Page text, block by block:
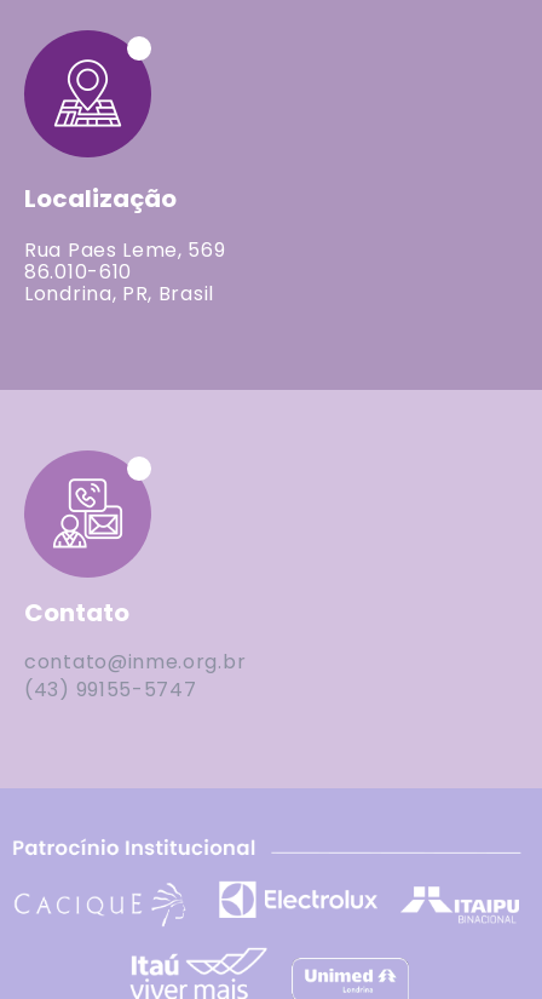
Localização
Rua Paes Leme, 569
86.010-610
Londrina, PR, Brasil
Contato
contato@inme.org.br
(43) 99155-5747